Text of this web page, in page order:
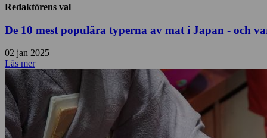
Redaktörens val
De 10 mest populära typerna av mat i Japan - och
02 jan 2025
Läs mer